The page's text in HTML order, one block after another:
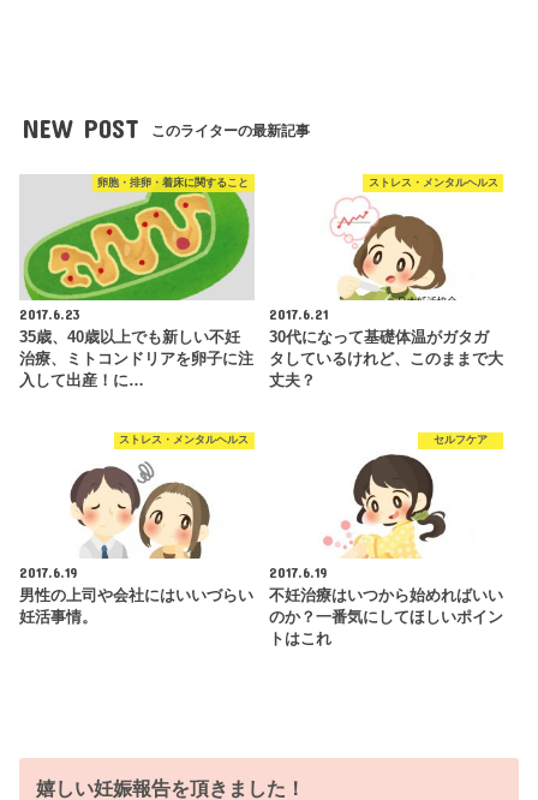
NEW POST このライターの最新記事
卵胞・排卵・着床に関すること
2017.6.23
35歳、40歳以上でも新しい不妊
治療、ミトコンドリアを卵子に注
入して出産！に…
ストレス・メンタルヘルス
2017.6.21
30代になって基礎体温がガタガ
タしているけれど、このままで大
丈夫？
ストレス・メンタルヘルス
2017.6.19
男性の上司や会社にはいいづらい
妊活事情。
セルフケア
2017.6.19
不妊治療はいつから始めればいい
のか？一番気にしてほしいポイン
トはこれ
嬉しい妊娠報告を頂きました！